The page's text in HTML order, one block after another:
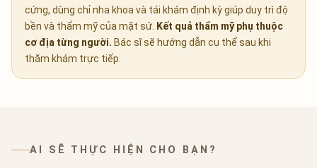
cứng, dùng chỉ nha khoa và tái khám định kỳ giúp duy trì độ
bền và thẩm mỹ của mặt sứ. Kết quả thẩm mỹ phụ thuộc
cơ địa từng người. Bác sĩ sẽ hướng dẫn cụ thể sau khi
thăm khám trực tiếp.
AI SẼ THỰC HIỆN CHO BẠN?